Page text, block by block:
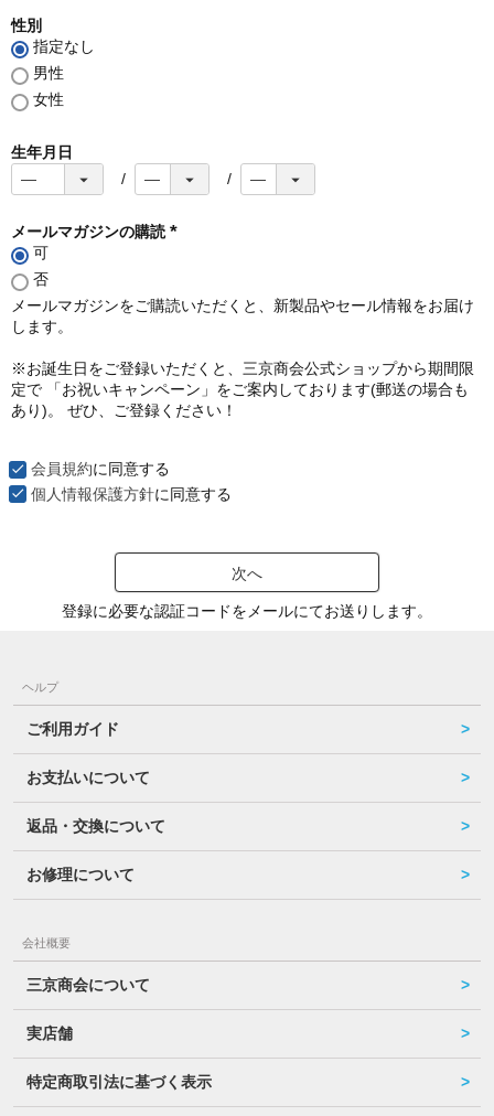
性別
指定なし
男性
女性
生年月日
メールマガジンの購読
須
)
可
否
メールマガジンをご購読いただくと、新製品やセール情報をお届け
します。
※お誕生日をご登録いただくと、三京商会公式ショップから期間限
定で 「お祝いキャンペーン」をご案内しております(郵送の場合も
あり)。 ぜひ、ご登録ください！
会員規約に同意する
個人情報保護方針に同意する
次へ
登録に必要な認証コードをメールにてお送りします。
ヘルプ
ご利用ガイド
お支払いについて
返品・交換について
お修理について
会社概要
三京商会について
実店舗
特定商取引法に基づく表示